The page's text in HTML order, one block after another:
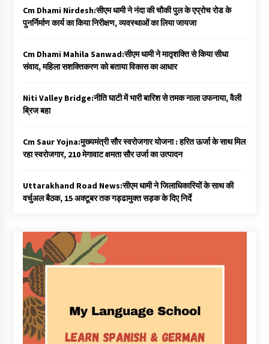
Cm Dhami Nirdesh:सीएम धामी ने नंदा की चौकी पुल के एप्रोच रोड के
पुनर्निर्माण कार्य का किया निरीक्षण, व्यवस्थाओं का लिया जायजा
Cm Dhami Mahila Sanwad:सीएम धामी ने मातृशक्ति से किया सीधा
संवाद, महिला सशक्तिकरण को बताया विकास का आधार
Niti Valley Bridge:नीति घाटी में भारी बारिश से तमक नाला उफनाया, वैली
ब्रिज बहा
Cm Saur Yojna:मुख्यमंत्री सौर स्वरोजगार योजना : हरित ऊर्जा के साथ मिल
रहा स्वरोजगार, 210 मेगावाट क्षमता सौर उर्जा का उत्पादन
Uttarakhand Road News:सीएम धामी ने जिलाधिकारियों के साथ की
वर्चुअल बैठक, 15 अक्टूबर तक गड्ढामुक्त सड़क के दिए निर्दे